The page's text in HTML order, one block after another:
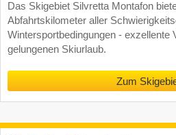
Das Skigebiet Silvretta Montafon
Abfahrtskilometer aller
Wintersportbedingungen - exzellente
gelungenen Skiurlaub.
Zum